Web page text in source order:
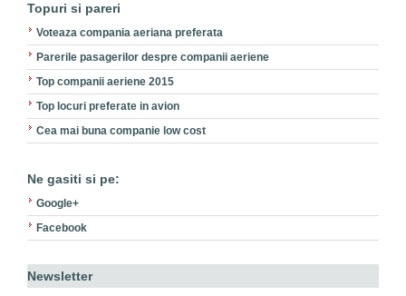
Topuri si pareri
Voteaza compania aeriana preferata
Parerile pasagerilor despre companii aeriene
Top companii aeriene 2015
Top locuri preferate in avion
Cea mai buna companie low cost
Ne gasiti si pe:
Google+
Facebook
Newsletter